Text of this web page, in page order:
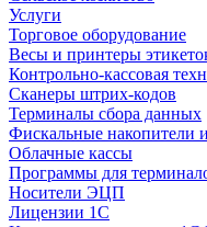
Услуги
Торговое оборудование
Весы и принтеры
Контрольно-кассовая
Сканеры штрих-кодов
Терминалы сбора данных
Фискальные
Облачные кассы
Программы для
Носители ЭЦП
Лицензии 1С